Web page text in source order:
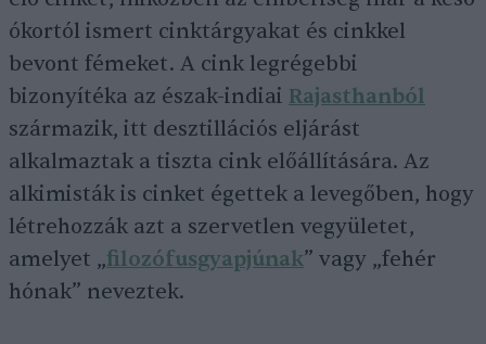
ókortól ismert cinktárgyakat és cinkkel
bevont fémeket. A cink legrégebbi
bizonyítéka az észak-indiai Rajasthanból
származik, itt desztillációs eljárást
alkalmaztak a tiszta cink előállítására. Az
alkimisták is cinket égettek a levegőben, hogy
létrehozzák azt a szervetlen vegyületet,
amelyet „filozófusgyapjúnak” vagy „fehér
hónak” neveztek.